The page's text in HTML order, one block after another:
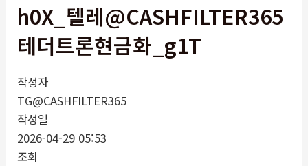
h0X_텔레@CASHFILTER365
테더트론현금화_g1T
작성자
TG@CASHFILTER365
작성일
2026-04-29 05:53
조회